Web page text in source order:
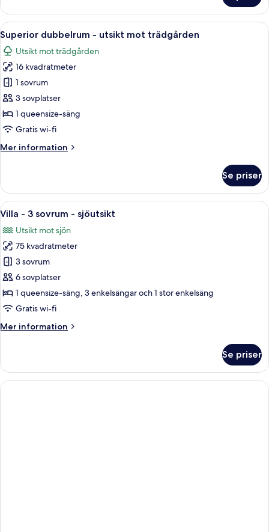
dubbelrum
utsikt
mot
trädgården
Öppna
alla
foton
för
Superior
dubbelrum
-
utsikt
trädgården
Ett sovrum med trägolv, en säng
4
Superior dubbelrum - utsikt mot trädgården
Utsikt mot trädgården
16 kvadratmeter
1 sovrum
3 sovplatser
1 queensize-säng
Gratis wi-fi
Mer information
Mer
dubbelrum
utsikt
trädgården
Se priser
Öppna
alla
foton
för
Villa
-
3
sovrum
sjöutsikt
Ett mysigt vardagsrum med en
8
Villa - 3 sovrum - sjöutsikt
Utsikt mot sjön
75 kvadratmeter
3 sovrum
6 sovplatser
1 queensize-säng, 3 enkelsängar och 1 stor enkelsäng
Gratis wi-fi
Mer information
Mer
-
sovrum
Se priser